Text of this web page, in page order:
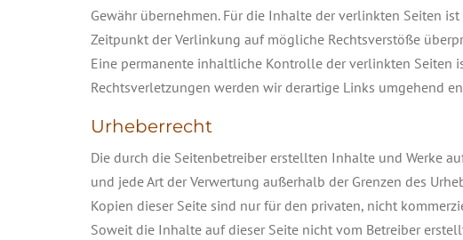
Gewähr übernehmen. Für die Inhalte der verlinkten Seiten
Zeitpunkt der Verlinkung auf mögliche Rechtsverstöße
Eine permanente inhaltliche Kontrolle der verlinkten Seiten
Rechtsverletzungen werden wir derartige Links umgehend
Urheberrecht
Die durch die Seitenbetreiber erstellten Inhalte und Werke
und jede Art der Verwertung außerhalb der Grenzen des
Kopien dieser Seite sind nur für den privaten, nicht
Soweit die Inhalte auf dieser Seite nicht vom Betreiber